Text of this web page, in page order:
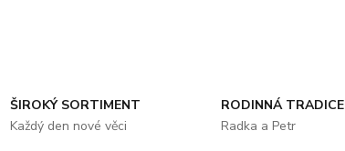
ŠIROKÝ SORTIMENT
Každý den nové věci
RODINNÁ TRADICE
Radka a Petr